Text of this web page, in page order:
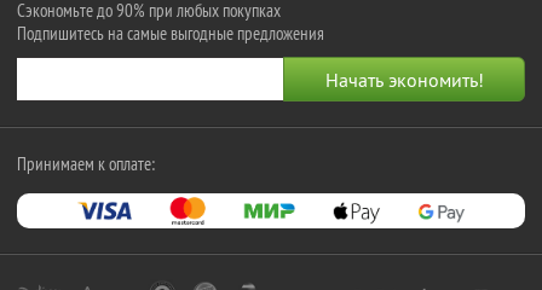
Сэкономьте до 90% при любых покупках
Подпишитесь на самые выгодные предложения
Принимаем к оплате: